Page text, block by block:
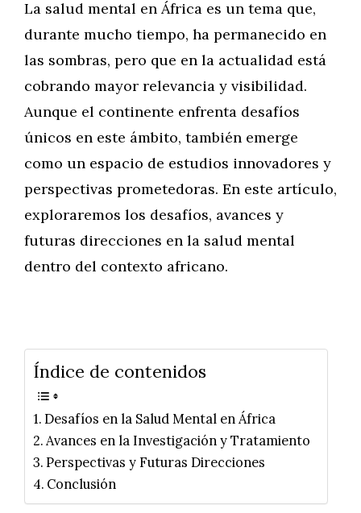
La salud mental en África es un tema que,
durante mucho tiempo, ha permanecido en
las sombras, pero que en la actualidad está
cobrando mayor relevancia y visibilidad.
Aunque el continente enfrenta desafíos
únicos en este ámbito, también emerge
como un espacio de estudios innovadores y
perspectivas prometedoras. En este artículo,
exploraremos los desafíos, avances y
futuras direcciones en la salud mental
dentro del contexto africano.
Índice de contenidos
Desafíos en la Salud Mental en África
Avances en la Investigación y Tratamiento
Perspectivas y Futuras Direcciones
Conclusión